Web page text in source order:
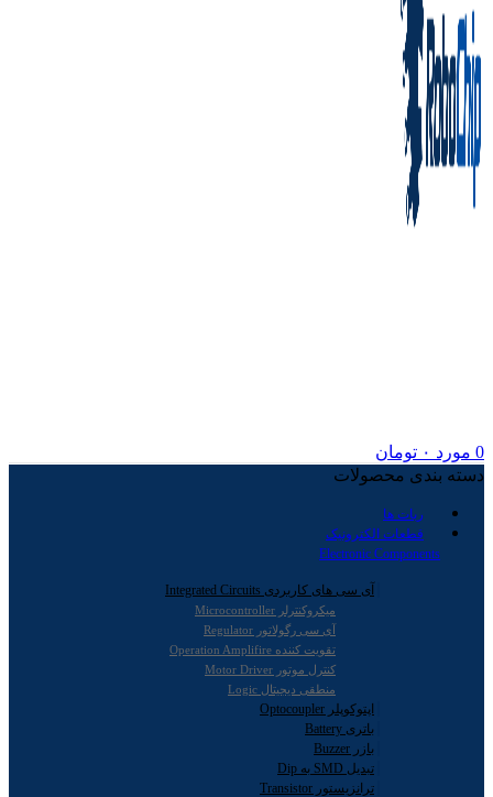
0 مورد ۰ تومان
دسته بندی محصولات
ربات ها
قطعات الکترونیک
Electronic Components
آی سی های کاربردی Integrated Circuits
میکروکنترلر Microcontroller
آی سی رگولاتور Regulator
تقویت کننده Operation Amplifire
کنترل موتور Motor Driver
منطقی دیجیتال Logic
اپتوکوپلر Optocoupler
باتری Battery
بازر Buzzer
تبدیل SMD به Dip
ترانزیستور Transistor